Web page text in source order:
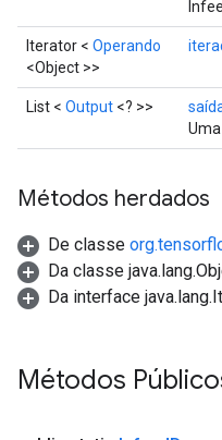
Iterator < Operando
<Object >>
List < Output <? >>
Métodos herdados
De classe
Da classe
Da interface
Métodos